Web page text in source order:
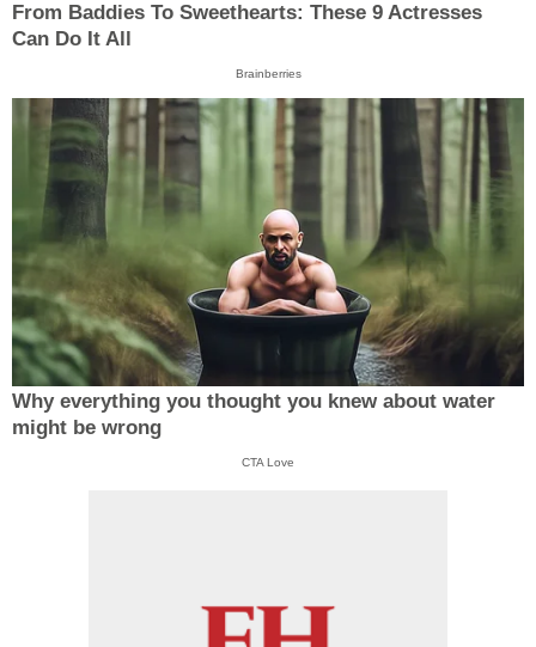
From Baddies To Sweethearts: These 9 Actresses
Can Do It All
Brainberries
Why everything you thought you knew about water
might be wrong
CTA Love